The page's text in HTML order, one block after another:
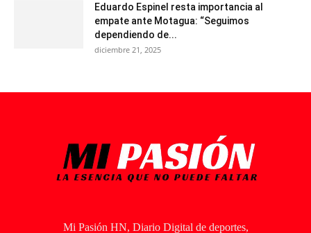
Eduardo Espinel resta importancia al
empate ante Motagua: “Seguimos
dependiendo de...
diciembre 21, 2025
Mi Pasión HN, Diario Digital de deportes,